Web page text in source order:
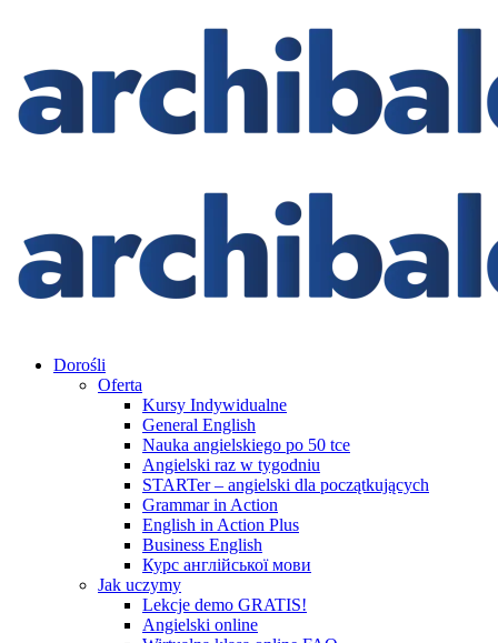
Dorośli
Oferta
Kursy Indywidualne
General English
Nauka angielskiego po 50 tce
Angielski raz w tygodniu
STARTer – angielski dla początkujących
Grammar in Action
English in Action Plus
Business English
Курс англійської мови
Jak uczymy
Lekcje demo GRATIS!
Angielski online